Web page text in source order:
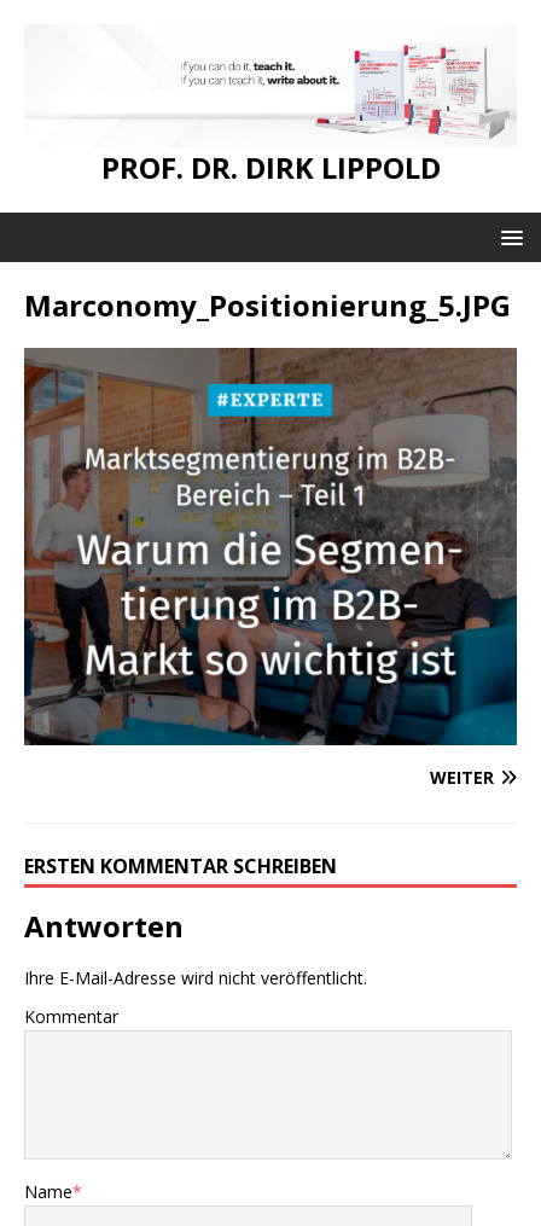
PROF. DR. DIRK LIPPOLD
Marconomy_Positionierung_5.JPG
WEITER
ERSTEN KOMMENTAR SCHREIBEN
Antworten
Ihre E-Mail-Adresse wird nicht veröffentlicht.
Kommentar
Name*